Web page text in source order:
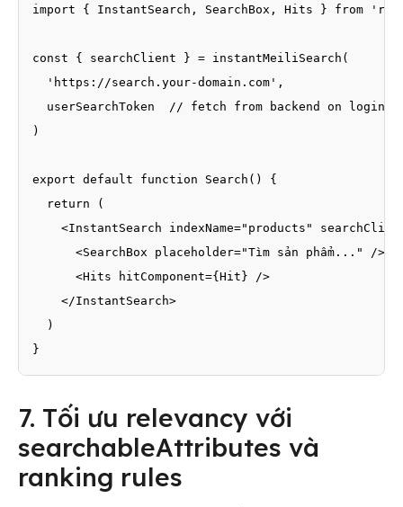
import { InstantSearch, SearchBox, Hits } from
const { searchClient } = instantMeiliSearch(
  'https://search.your-domain.com',
  userSearchToken  // fetch from backend on login
)
export default function Search() {
  return (
<InstantSearch indexName="products"
      <SearchBox placeholder="Tìm sản phẩm..." />
      <Hits hitComponent={Hit} />
    </InstantSearch>
  )
}
7. Tối ưu relevancy với
searchableAttributes và
ranking rules